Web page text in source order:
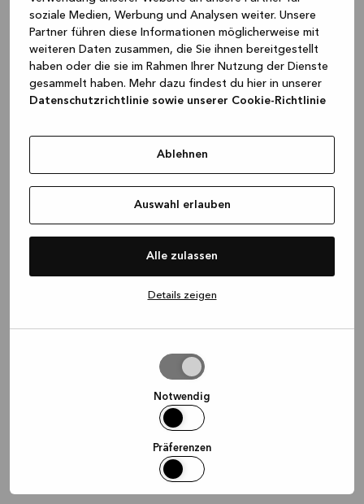
soziale Medien, Werbung und Analysen weiter. Unsere
Partner führen diese Informationen möglicherweise mit
weiteren Daten zusammen, die Sie ihnen bereitgestellt
haben oder die sie im Rahmen Ihrer Nutzung der Dienste
gesammelt haben. Mehr dazu findest du hier in unserer
Datenschutzrichtlinie sowie unserer Cookie-Richtlinie
Ablehnen
Auswahl erlauben
Alle zulassen
Details zeigen
Notwendig
Präferenzen
loadingwww.kvik.de (see the browser console for more
information)